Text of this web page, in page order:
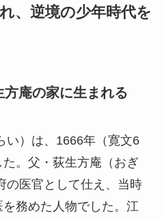
、逆境の少年時代を
庵の家に生まれる
い）は、1666年（寛文6
。父・荻生方庵（おぎ
の医官として仕え、当時
務めた人物でした。江